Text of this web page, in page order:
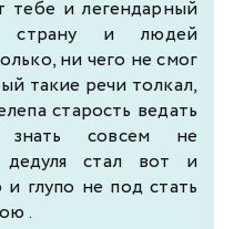
тебе и легендарный
страну и людей
ни чего не смог
такие речи толкал,
старость ведать
совсем не
дедуля стал вот и
глупо не под стать
.